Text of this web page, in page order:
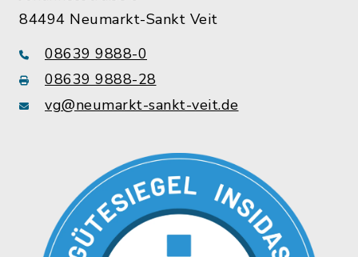
84494 Neumarkt-Sankt Veit
08639 9888-0
08639 9888-28
vg@neumarkt-sankt-veit.de